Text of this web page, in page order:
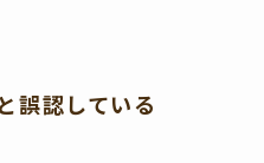
誤認している